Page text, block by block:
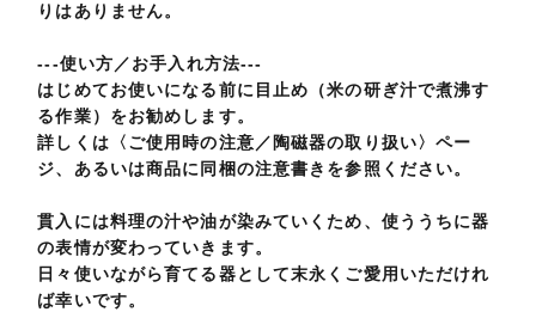
りはありません。
---使い方／お手入れ方法---
はじめてお使いになる前に目止め（米の研ぎ汁で煮沸す
る作業）をお勧めします。
詳しくは〈ご使用時の注意／陶磁器の取り扱い〉ペー
ジ、あるいは商品に同梱の注意書きを参照ください。
貫入には料理の汁や油が染みていくため、使ううちに器
の表情が変わっていきます。
日々使いながら育てる器として末永くご愛用いただけれ
ば幸いです。